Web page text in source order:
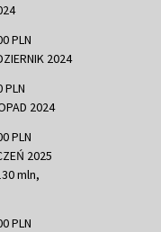
PLN
2024
2024
PLN
2025
mln,
PLN